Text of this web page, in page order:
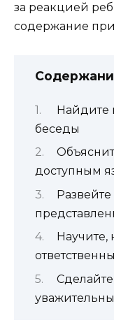
за реакцией
содержание
Найдите
беседы
доступным
Научите,